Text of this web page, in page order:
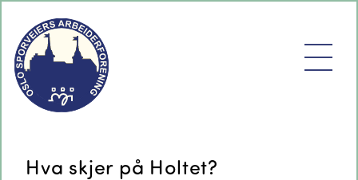
Hva skjer på Holtet?